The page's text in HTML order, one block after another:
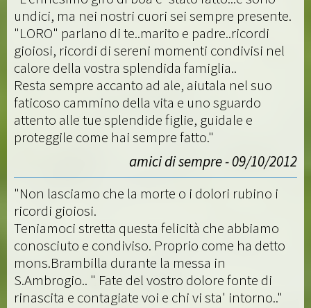
undici, ma nei nostri cuori sei sempre presente.
"LORO" parlano di te..marito e padre..ricordi
gioiosi, ricordi di sereni momenti condivisi nel
calore della vostra splendida famiglia..
Resta sempre accanto ad ale, aiutala nel suo
faticoso cammino della vita e uno sguardo
attento alle tue splendide figlie, guidale e
proteggile come hai sempre fatto."
amici di sempre - 09/10/2012
"Non lasciamo che la morte o i dolori rubino i
ricordi gioiosi.
Teniamoci stretta questa felicità che abbiamo
conosciuto e condiviso. Proprio come ha detto
mons.Brambilla durante la messa in
S.Ambrogio.. " Fate del vostro dolore fonte di
rinascita e contagiate voi e chi vi sta' intorno.."